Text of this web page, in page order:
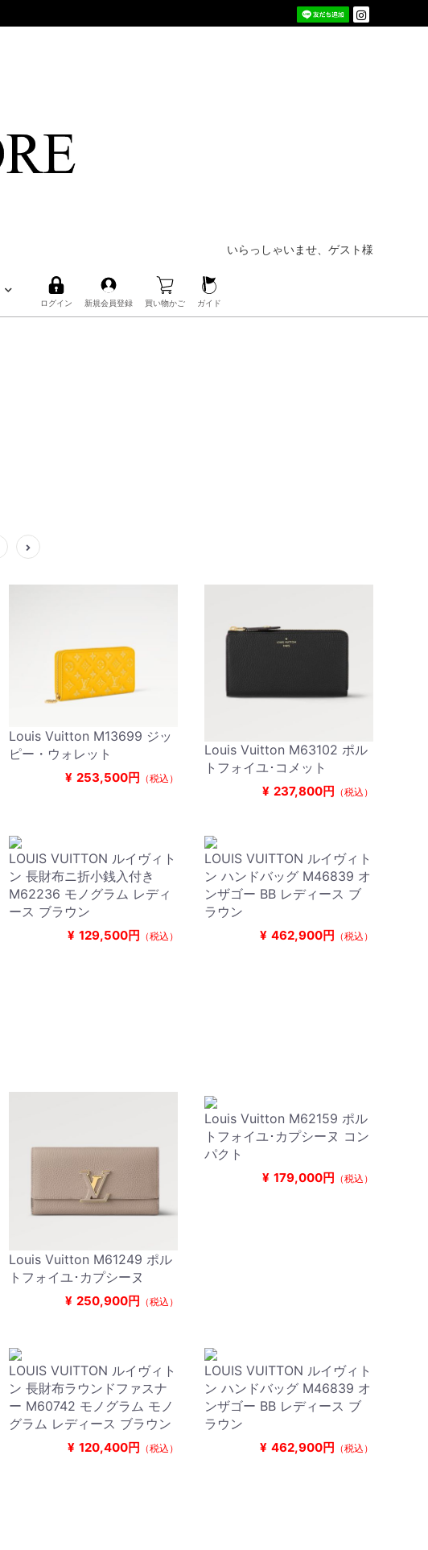
いらっしゃいませ、ゲスト様
ログイン 新規会員登録 買い物かご ガイド
Louis Vuitton M13699 ジッ
ピー・ウォレット
¥ 253,500円 （税込）
Louis Vuitton M63102 ポル
トフォイユ･コメット
¥ 237,800円 （税込）
LOUIS VUITTON ルイヴィト
ン 長財布ニ折小銭入付き
M62236 モノグラム レディ
ース ブラウン
¥ 129,500円 （税込）
LOUIS VUITTON ルイヴィト
ン ハンドバッグ M46839 オ
ンザゴー BB レディース ブ
ラウン
¥ 462,900円 （税込）
Louis Vuitton M61249 ポル
トフォイユ･カプシーヌ
¥ 250,900円 （税込）
Louis Vuitton M62159 ポル
トフォイユ･カプシーヌ コン
パクト
¥ 179,000円 （税込）
LOUIS VUITTON ルイヴィト
ン 長財布ラウンドファスナ
ー M60742 モノグラム モノ
グラム レディース ブラウン
¥ 120,400円 （税込）
LOUIS VUITTON ルイヴィト
ン ハンドバッグ M46839 オ
ンザゴー BB レディース ブ
ラウン
¥ 462,900円 （税込）